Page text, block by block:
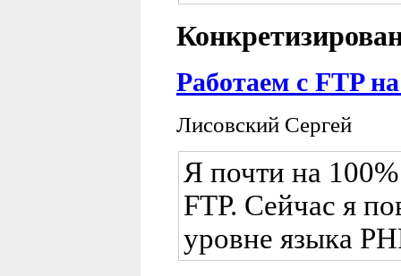
Работаем с FTP
Лисовский Сергей
Я почти на
FTP. Сейчас я
уровне языка